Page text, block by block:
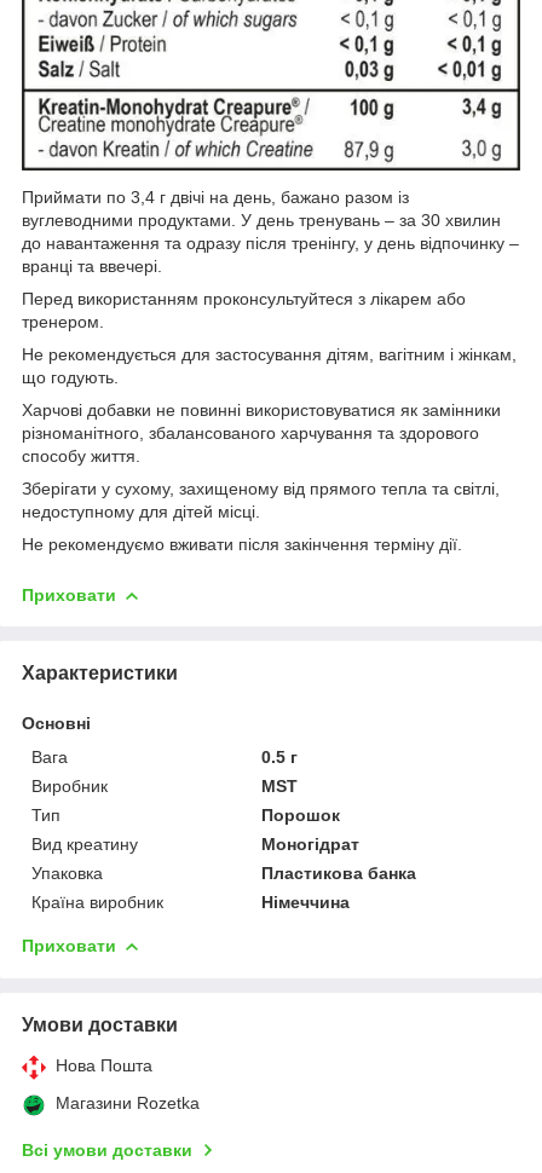
Приймати по 3,4 г двічі на день, бажано разом із
вуглеводними продуктами. У день тренувань – за 30 хвилин
до навантаження та одразу після тренінгу, у день відпочинку –
вранці та ввечері.
Перед використанням проконсультуйтеся з лікарем або
тренером.
Не рекомендується для застосування дітям, вагітним і жінкам,
що годують.
Харчові добавки не повинні використовуватися як замінники
різноманітного, збалансованого харчування та здорового
способу життя.
Зберігати у сухому, захищеному від прямого тепла та світлі,
недоступному для дітей місці.
Не рекомендуємо вживати після закінчення терміну дії.
Приховати
Характеристики
Основні
Вага
0.5 г
Виробник
MST
Тип
Порошок
Вид креатину
Моногідрат
Упаковка
Пластикова банка
Країна виробник
Німеччина
Приховати
Умови доставки
Нова Пошта
Магазини Rozetka
Всі умови доставки